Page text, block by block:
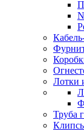
Лотки
Труба